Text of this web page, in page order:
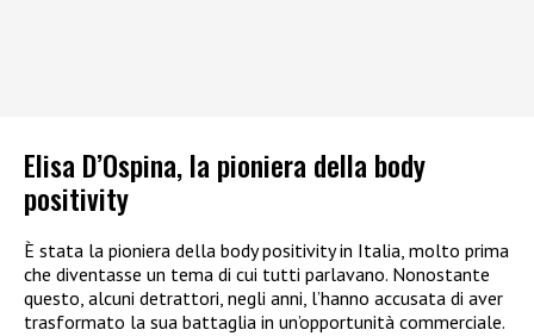
Elisa D’Ospina, la pioniera della body
positivity
È stata la pioniera della body positivity in Italia, molto prima
che diventasse un tema di cui tutti parlavano. Nonostante
questo, alcuni detrattori, negli anni, l’hanno accusata di aver
trasformato la sua battaglia in un’opportunità commerciale.